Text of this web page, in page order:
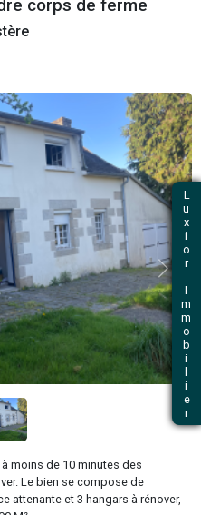
vendre corps de
Finistère